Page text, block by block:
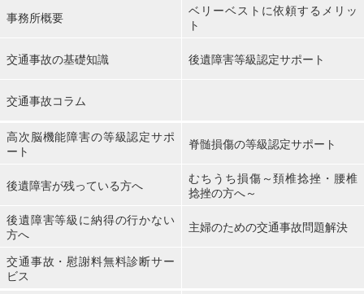
事務所概要
ベリーベストに依頼するメリッ
ト
交通事故の基礎知識 後遺障害等級認定サポート
交通事故コラム
高次脳機能障害の等級認定サポ
ート
脊髄損傷の等級認定サポート
後遺障害が残っている方へ
むちうち損傷～頚椎捻挫・腰椎
捻挫の方へ～
後遺障害等級に納得の行かない
方へ
主婦のための交通事故問題解決
交通事故・慰謝料無料診断サー
ビス